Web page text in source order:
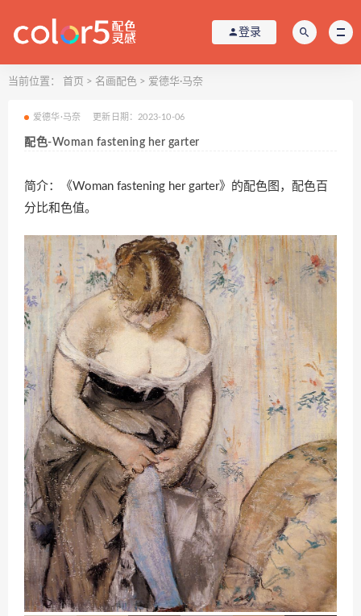
登录
当前位置： 首页 > 名画配色 > 爱德华·马奈
爱德华·马奈 更新日期：2023-10-06
配色-Woman fastening her garter
简介：《Woman fastening her garter》的配色图，配色百
分比和色值。